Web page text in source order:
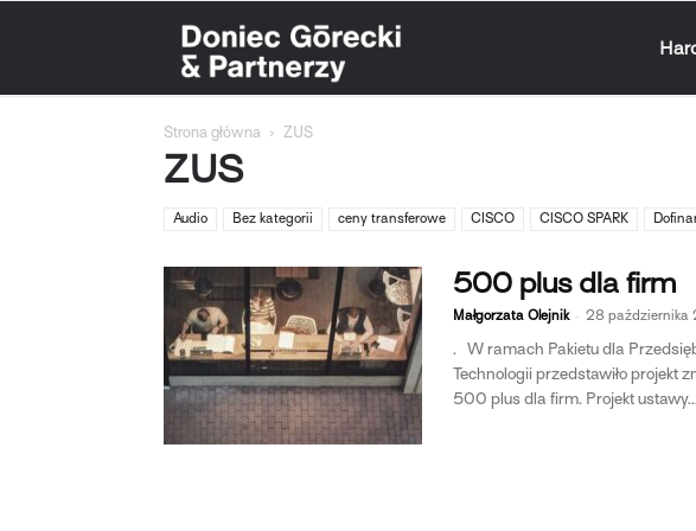
Strona główna ZUS
ZUS
Audio Bez kategorii ceny transferowe CISCO CISCO SPARK
500 plus dla firm
Małgorzata Olejnik - 28 października
. W ramach Pakietu dla
Technologii przedstawiło projekt
500 plus dla firm. Projekt ustawy...